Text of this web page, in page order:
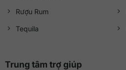
Rượu Rum
Tequila
Trung tâm trợ giúp